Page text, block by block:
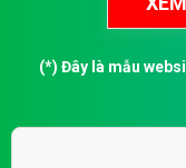
(*) Đây là mẫu